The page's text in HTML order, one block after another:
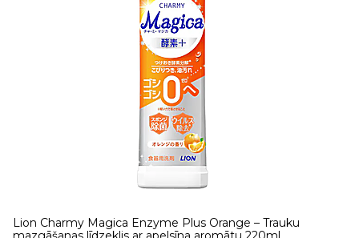
Lion Charmy Magica Enzyme Plus Orange – Trauku